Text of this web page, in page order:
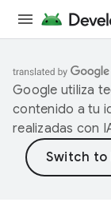
Google utiliza
contenido a tu
realizadas con